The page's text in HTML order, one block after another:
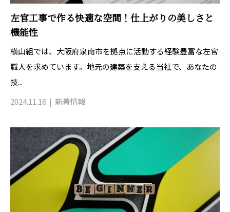
左官工事で作る快適な空間！仕上がりの美しさと
機能性
横山組では、大阪府泉南市を拠点に活動する経験豊富な左官
職人を求めています。地元の建築を支える当社で、あなたの
技...
2024.11.16
新着情報